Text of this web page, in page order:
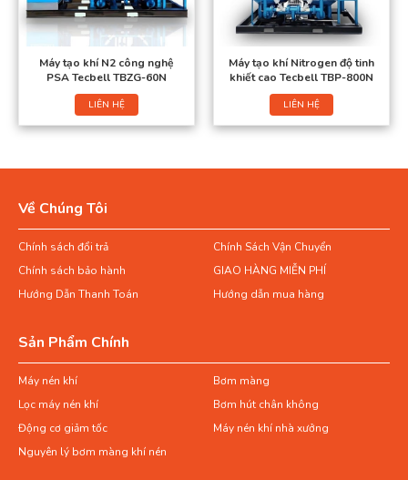
Máy tạo khí N2 công nghệ
PSA Tecbell TBZG-60N
LIÊN HỆ
Máy tạo khí Nitrogen độ tinh
khiết cao Tecbell TBP-800N
LIÊN HỆ
Về Chúng Tôi
Chính sách đổi trả
Chính Sách Vận Chuyển
Chính sách bảo hành
GIAO HÀNG MIỄN PHÍ
Hướng Dẫn Thanh Toán
Hướng dẫn mua hàng
Sản Phẩm Chính
Máy nén khí
Bơm màng
Lọc máy nén khí
Bơm hút chân không
Động cơ giảm tốc
Máy nén khí nhà xưởng
Nguyên lý bơm màng khí nén